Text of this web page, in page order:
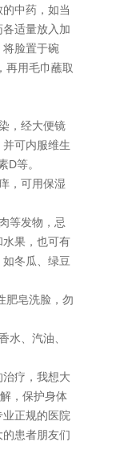
中药，如当
适量放入加
将脸置于碗
再用毛巾蘸取
，经大便镜
可内服维生
D等。
，可用保湿
等发物，忌
果，也可有
冬瓜、绿豆
皂洗脸，勿
、汽油、
疗，我想大
，保护身体
正规的医院
患者朋友们